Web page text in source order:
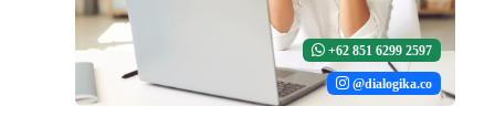
+62 851 6299 2597
@dialogika.co